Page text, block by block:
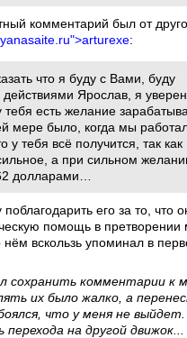
комментарий был от
:
что я буду с Вами, буду
Ярослав, я
тебя есть желание
мере было, когда мы
у тебя всё получится, так как
а при сильном
долларами…
его за то, что
помощь в претворении
нём вскользь упоминал в
сохранить комментарии к
их было жалко, а
что у меня не
перехода на другой